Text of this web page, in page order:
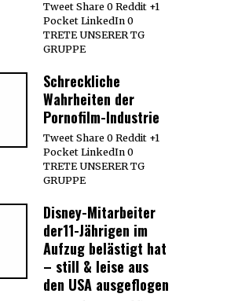
Tweet Share 0 Reddit +1
Pocket LinkedIn 0
TRETE UNSERER TG
GRUPPE
Schreckliche
Wahrheiten der
Pornofilm-Industrie
Tweet Share 0 Reddit +1
Pocket LinkedIn 0
TRETE UNSERER TG
GRUPPE
Disney-Mitarbeiter
der11-Jährigen im
Aufzug belästigt hat
– still & leise aus
den USA ausgeflogen